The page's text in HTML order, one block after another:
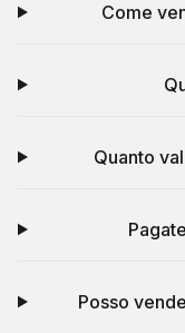
Come
Quanto
Posso